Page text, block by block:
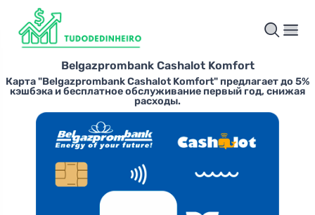
Belgazprombank Cashalot Komfort
Карта "Belgazprombank Cashalot Komfort" предлагает до 5%
кэшбэка и бесплатное обслуживание первый год, снижая
расходы.